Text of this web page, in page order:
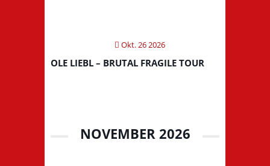
Okt. 26 2026
OLE LIEBL – BRUTAL FRAGILE TOUR
NOVEMBER 2026